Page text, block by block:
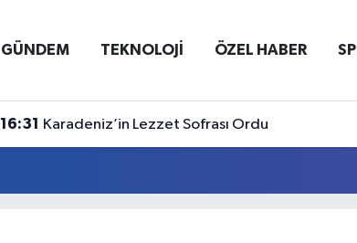
GÜNDEM TEKNOLOJİ ÖZEL HABER
16:31 Karadeniz’in Lezzet Sofrası Ordu